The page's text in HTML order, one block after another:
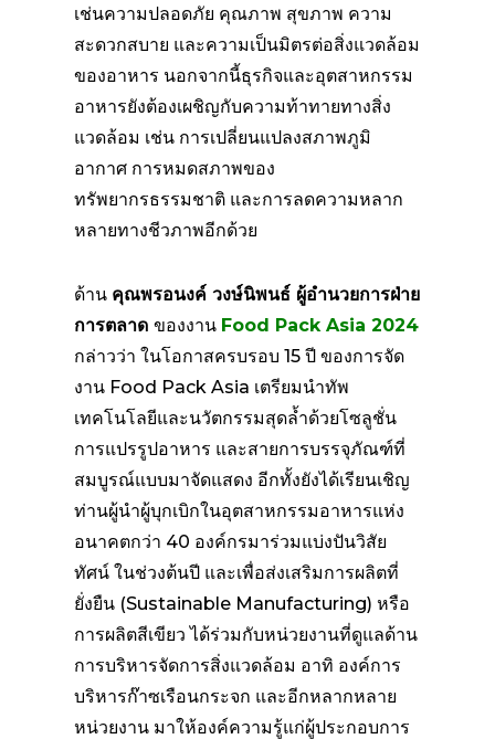
เช่นความปลอดภัย คุณภาพ สุขภาพ ความ
สะดวกสบาย และความเป็นมิตรต่อสิ่งแวดล้อม
ของอาหาร นอกจากนี้ธุรกิจและอุตสาหกรรม
อาหารยังต้องเผชิญกับความท้าทายทางสิ่ง
แวดล้อม เช่น การเปลี่ยนแปลงสภาพภูมิ
อากาศ การหมดสภาพของ
ทรัพยากรธรรมชาติ และการลดความหลาก
หลายทางชีวภาพอีกด้วย
ด้าน คุณพรอนงค์ วงษ์นิพนธ์ ผู้อำนวยการฝ่าย
การตลาดของงาน Food Pack Asia 2024
กล่าวว่า ในโอกาสครบรอบ 15 ปี ของการจัด
งาน Food Pack Asia เตรียมนำทัพ
เทคโนโลยีและนวัตกรรมสุดล้ำด้วยโซลูชั่น
การแปรรูปอาหาร และสายการบรรจุภัณฑ์ที่
สมบูรณ์แบบมาจัดแสดง อีกทั้งยังได้เรียนเชิญ
ท่านผู้นำผู้บุกเบิกในอุตสาหกรรมอาหารแห่ง
อนาคตกว่า 40 องค์กรมาร่วมแบ่งปันวิสัย
ทัศน์ ในช่วงต้นปี และเพื่อส่งเสริมการผลิตที่
ยั่งยืน (Sustainable Manufacturing) หรือ
การผลิตสีเขียว ได้ร่วมกับหน่วยงานที่ดูแลด้าน
การบริหารจัดการสิ่งแวดล้อม อาทิ องค์การ
บริหารก๊าซเรือนกระจก และอีกหลากหลาย
หน่วยงาน มาให้องค์ความรู้แก่ผู้ประกอบการ